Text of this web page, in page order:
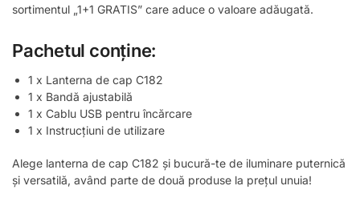
sortimentul „1+1 GRATIS” care aduce o valoare adăugată.
Pachetul conține:
1 x Lanterna de cap C182
1 x Bandă ajustabilă
1 x Cablu USB pentru încărcare
1 x Instrucțiuni de utilizare
Alege lanterna de cap C182 și bucură-te de iluminare puternică
și versatilă, având parte de două produse la prețul unuia!